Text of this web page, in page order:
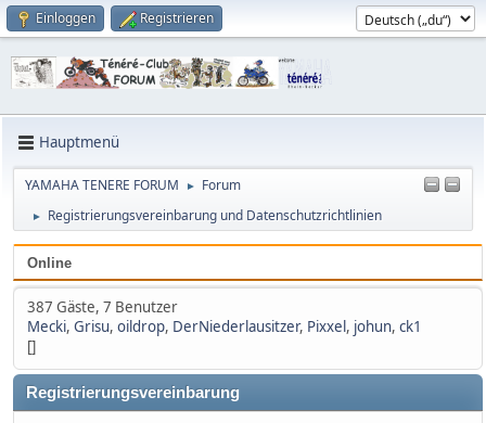
Einloggen Registrieren
Hauptmenü
YAMAHA TENERE FORUM ► Forum
► Registrierungsvereinbarung und Datenschutzrichtlinien
Online
387 Gäste, 7 Benutzer
Mecki, Grisu, oildrop, DerNiederlausitzer, Pixxel, johun, ck1
[]
Registrierungsvereinbarung